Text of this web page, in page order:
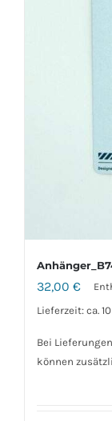
32,00 €
Lieferzeit: ca.
Bei
können